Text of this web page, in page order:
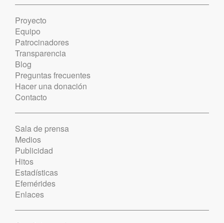
Proyecto
Equipo
Patrocinadores
Transparencia
Blog
Preguntas frecuentes
Hacer una donación
Contacto
Sala de prensa
Medios
Publicidad
Hitos
Estadísticas
Efemérides
Enlaces